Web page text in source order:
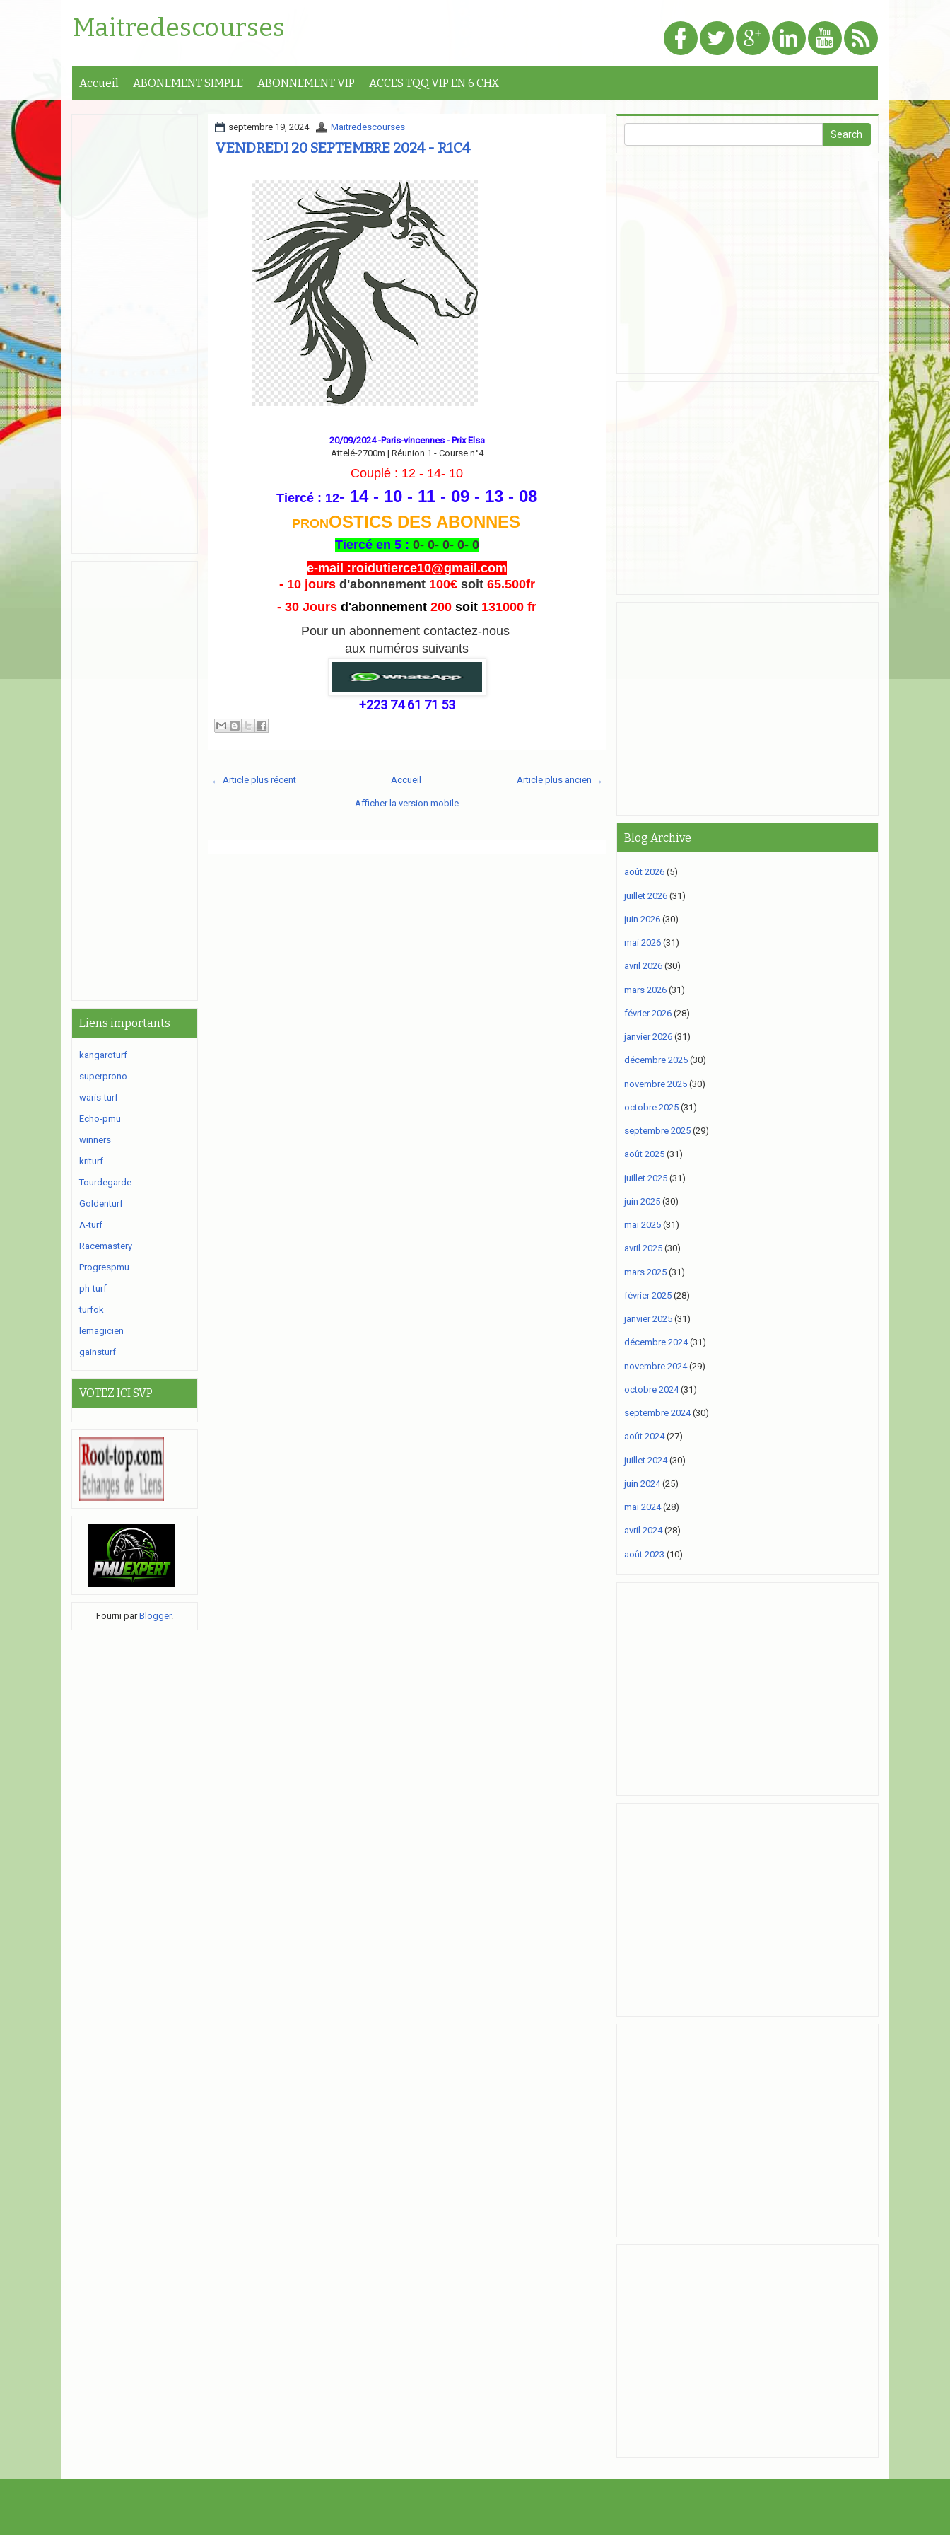
Maitredescourses
Accueil ABONEMENT SIMPLE ABONNEMENT VIP ACCES TQQ VIP EN 6 CHX
septembre 19, 2024 Maitredescourses
VENDREDI 20 SEPTEMBRE 2024 - R1C4
20/09/2024 -Paris-vincennes - Prix Elsa
Attelé-2700m | Réunion 1 - Course n°4
Couplé : 12 - 14- 10
Tiercé : 12- 14 - 10 - 11 - 09 - 13 - 08
PRONOSTICS DES ABONNES
Tiercé en 5 : 0- 0- 0- 0- 0
e-mail :roidutierce10@gmail.com
- 10 jours d'abonnement 100€ soit 65.500fr
- 30 Joursd'abonnement 200soit 131000 fr
Pour un abonnement contactez-nous
aux numéros suivants
+223 74 61 71 53
← Article plus récent Article plus ancien →
Accueil
Afficher la version mobile
Liens importants
kangaroturf
superprono
waris-turf
Echo-pmu
winners
kriturf
Tourdegarde
Goldenturf
A-turf
Racemastery
Progrespmu
ph-turf
turfok
lemagicien
gainsturf
VOTEZ ICI SVP
Fourni parBlogger.
Blog Archive
août 2026(5)
juillet 2026(31)
juin 2026(30)
mai 2026(31)
avril 2026(30)
mars 2026(31)
février 2026(28)
janvier 2026(31)
décembre 2025(30)
novembre 2025(30)
octobre 2025(31)
septembre 2025(29)
août 2025(31)
juillet 2025(31)
juin 2025(30)
mai 2025(31)
avril 2025(30)
mars 2025(31)
février 2025(28)
janvier 2025(31)
décembre 2024(31)
novembre 2024(29)
octobre 2024(31)
septembre 2024(30)
août 2024(27)
juillet 2024(30)
juin 2024(25)
mai 2024(28)
avril 2024(28)
août 2023 (10)